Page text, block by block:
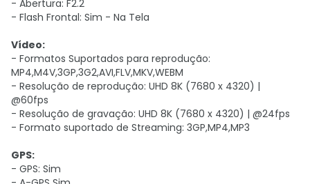
- Abertura: F2.2
- Flash Frontal: Sim - Na Tela
Vídeo:
- Formatos Suportados para reprodução:
MP4,M4V,3GP,3G2,AVI,FLV,MKV,WEBM
- Resolução de reprodução: UHD 8K (7680 x 4320) |
@60fps
- Resolução de gravação: UHD 8K (7680 x 4320) | @24fps
- Formato suportado de Streaming: 3GP,MP4,MP3
GPS:
- GPS: Sim